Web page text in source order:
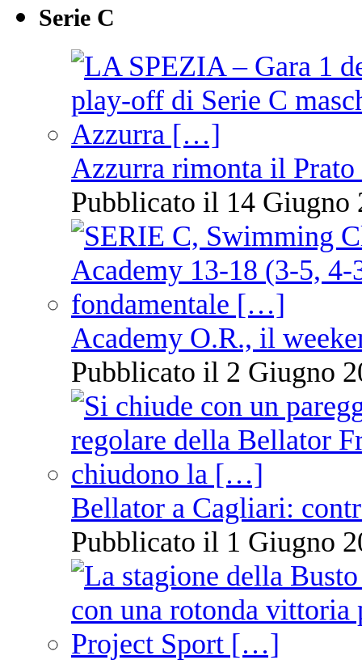
Serie C
Azzurra rimonta il Prato
Pubblicato il 14 Giugno
Academy O.R., il
Pubblicato il 2 Giugno
Bellator a Cagliari:
Pubblicato il 1 Giugno